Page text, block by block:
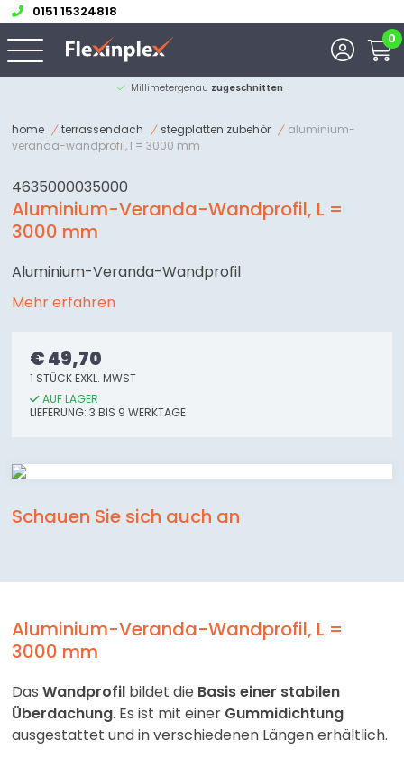
0151 15324818
0
Millimetergenau zugeschnitten
home terrassendach stegplatten zubehör
aluminium-
veranda-wandprofil, l = 3000 mm
4635000035000
Aluminium-Veranda-Wandprofil, L =
3000 mm
Aluminium-Veranda-Wandprofil
Mehr erfahren
€ 49,70
1 STÜCK EXKL. MWST
AUF LAGER
LIEFERUNG: 3 BIS 9 WERKTAGE
Schauen Sie sich auch an
Aluminium-Veranda-Wandprofil, L =
3000 mm
DasWandprofil bildet die Basis einer stabilen
Überdachung. Es ist mit einer Gummidichtung
ausgestattet und in verschiedenen Längen erhältlich.